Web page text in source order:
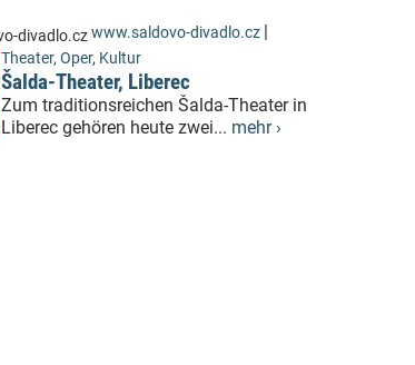
www.saldovo-divadlo.cz |
Theater, Oper, Kultur
Šalda-Theater, Liberec
Zum traditionsreichen Šalda-Theater in
Liberec gehören heute zwei... mehr ›